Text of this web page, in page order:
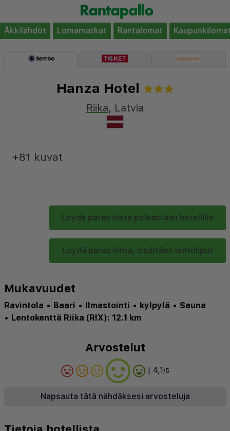
Äkkilähdöt Lomamatkat Rantalomat
Hanza Hotel
Riika, Latvia
Löydä paras hinta pelkästään hotellille
Löydä paras hinta, sisältäen lentoliput
+81 kuvat
Mukavuudet
Ravintola • Baari • Ilmastointi • kylpylä • Sauna
• Lentokenttä Riika (RIX): 12.1 km
Arvostelut
| 4,1 /5
Napsauta tätä nähdäksesi arvosteluja